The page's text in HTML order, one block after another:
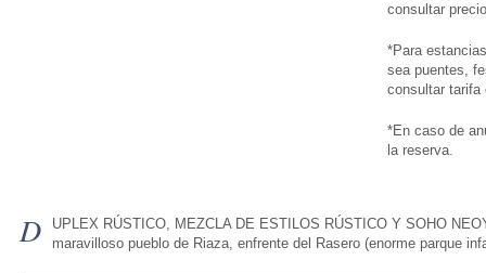
consultar
*Para
sea puentes,
consultar tarifa
*En caso de
la reserva.
D
UPLEX RÚSTICO, MEZCLA DE ESTILOS RÚSTICO Y SOHO
maravilloso pueblo de Riaza, enfrente del Rasero (enorme parque